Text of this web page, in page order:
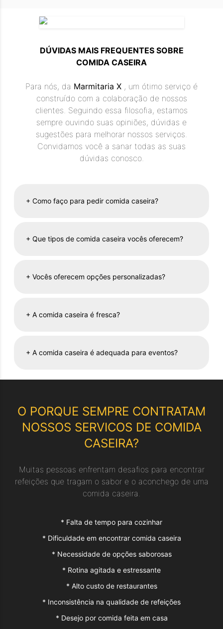
DÚVIDAS MAIS FREQUENTES SOBRE
COMIDA CASEIRA
Para nós, da Marmitaria X , um ótimo serviço é
construído com a colaboração de nossos
clientes. Seguindo essa filosofia, estamos
sempre ouvindo suas opiniões, dúvidas e
sugestões para melhorar nossos serviços.
Convidamos você a sanar todas as suas
dúvidas conosco.
+ Como faço para pedir comida caseira?
+ Que tipos de comida caseira vocês oferecem?
+ Vocês oferecem opções personalizadas?
+ A comida caseira é fresca?
+ A comida caseira é adequada para eventos?
O PORQUE SEMPRE CONTRATAM
NOSSOS SERVICOS DE COMIDA
CASEIRA?
Muitas pessoas enfrentam desafios para encontrar
refeições que tragam o sabor e o aconchego de uma
comida caseira.
* Falta de tempo para cozinhar
* Dificuldade em encontrar comida caseira
* Necessidade de opções saborosas
* Rotina agitada e estressante
* Alto custo de restaurantes
* Inconsistência na qualidade de refeições
* Desejo por comida feita em casa